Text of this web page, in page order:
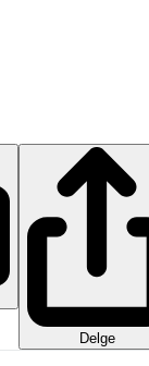
Delge